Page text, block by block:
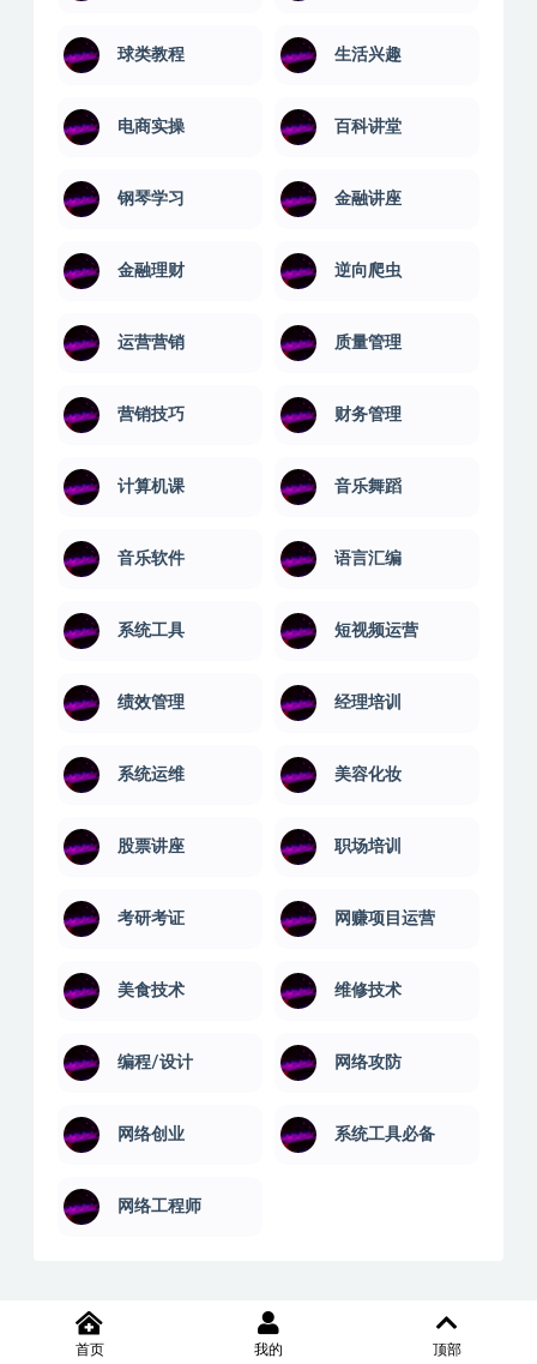
球类教程 生活兴趣
电商实操 百科讲堂
钢琴学习 金融讲座
金融理财 逆向爬虫
运营营销 质量管理
营销技巧 财务管理
计算机课 音乐舞蹈
音乐软件 语言汇编
系统工具 短视频运营
绩效管理 经理培训
系统运维 美容化妆
股票讲座 职场培训
考研考证 网赚项目运营
美食技术 维修技术
编程/设计 网络攻防
网络创业 系统工具必备
网络工程师
2020-2026 XD学习网内容全部来自网络，版权争议与本站无关，如果您认为侵
首页 我的 顶部